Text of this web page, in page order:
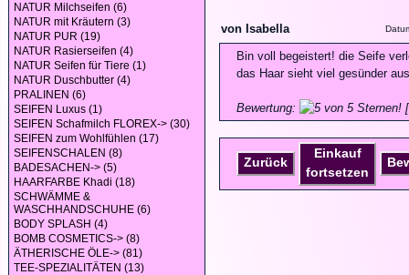
NATUR Milchseifen (6)
NATUR mit Kräutern (3)
NATUR PUR (19)
NATUR Rasierseifen (4)
NATUR Seifen für Tiere (1)
NATUR Duschbutter (4)
PRALINEN (6)
SEIFEN Luxus (1)
SEIFEN Schafmilch FLOREX-> (30)
SEIFEN zum Wohlfühlen (17)
SEIFENSCHALEN (8)
BADESACHEN-> (5)
HAARFARBE Khadi (18)
SCHWÄMME &
WASCHHANDSCHUHE (6)
BODY SPLASH (4)
BOMB COSMETICS-> (8)
ÄTHERISCHE ÖLE-> (81)
TEE-SPEZIALITÄTEN (13)
von Isabella
Bin voll begeistert! die Seife
das Haar sieht viel gesünder
Bewertung:
Zurück
Einkauf
fortsetzen